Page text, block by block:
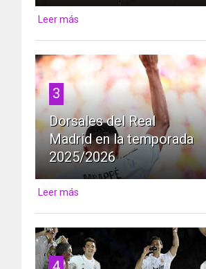
Leer más
3
Dorsales del Real
Madrid en la temporada
2025/2026
Leer más